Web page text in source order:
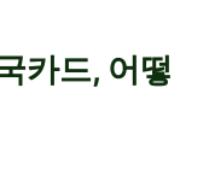
카드, 어떻